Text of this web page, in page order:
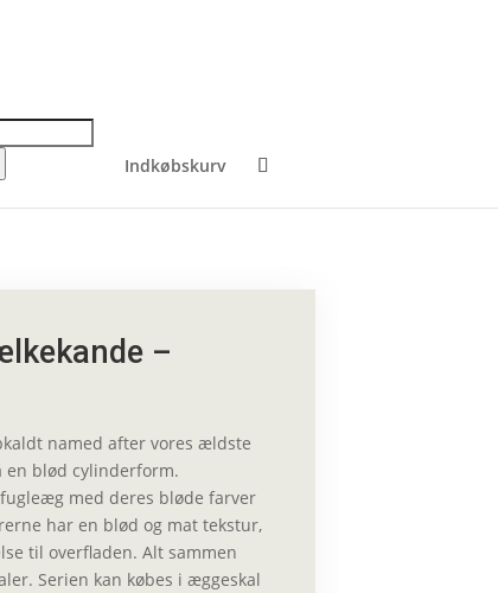
Indkøbskurv
–
named after vores ældste
en blød cylinderform.
med deres bløde farver
har en blød og mat tekstur,
til overfladen. Alt sammen
Serien kan købes i æggeskal